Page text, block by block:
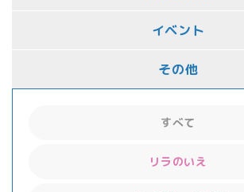
イベント
その他
すべて
リラのいえ